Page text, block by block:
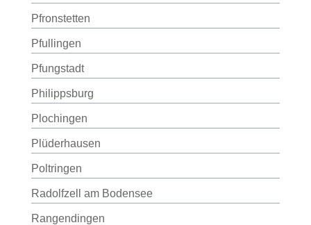
Pfronstetten
Pfullingen
Pfungstadt
Philippsburg
Plochingen
Plüderhausen
Poltringen
Radolfzell am Bodensee
Rangendingen